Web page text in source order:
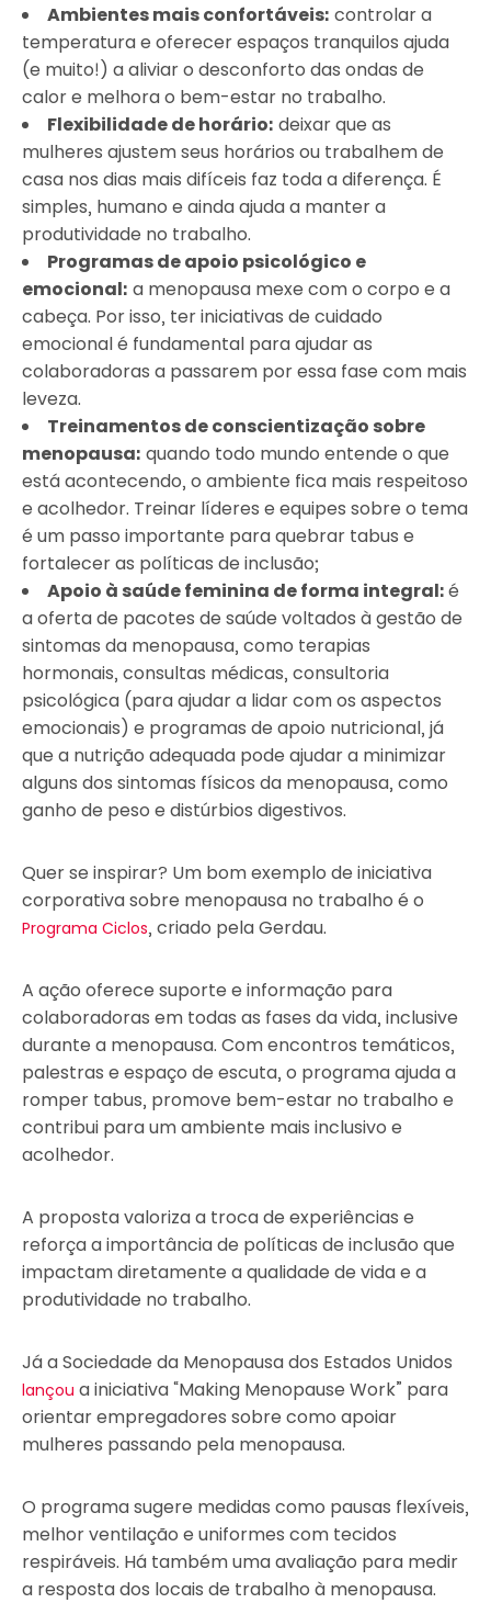
Ambientes mais confortáveis: controlar a
temperatura e oferecer espaços tranquilos ajuda
(e muito!) a aliviar o desconforto das ondas de
calor e melhora o bem-estar no trabalho.
Flexibilidade de horário: deixar que as
mulheres ajustem seus horários ou trabalhem de
casa nos dias mais difíceis faz toda a diferença. É
simples, humano e ainda ajuda a manter a
produtividade no trabalho.
Programas de apoio psicológico e
emocional: a menopausa mexe com o corpo e a
cabeça. Por isso, ter iniciativas de cuidado
emocional é fundamental para ajudar as
colaboradoras a passarem por essa fase com mais
leveza.
Treinamentos de conscientização sobre
menopausa: quando todo mundo entende o que
está acontecendo, o ambiente fica mais respeitoso
e acolhedor. Treinar líderes e equipes sobre o tema
é um passo importante para quebrar tabus e
fortalecer as políticas de inclusão;
Apoio à saúde feminina de forma integral:é
a oferta de pacotes de saúde voltados à gestão de
sintomas da menopausa, como terapias
hormonais, consultas médicas, consultoria
psicológica (para ajudar a lidar com os aspectos
emocionais) e programas de apoio nutricional, já
que a nutrição adequada pode ajudar a minimizar
alguns dos sintomas físicos da menopausa, como
ganho de peso e distúrbios digestivos.
Quer se inspirar? Um bom exemplo de iniciativa
corporativa sobre menopausa no trabalho é o
Programa Ciclos, criado pela Gerdau.
A ação oferece suporte e informação para
colaboradoras em todas as fases da vida, inclusive
durante a menopausa. Com encontros temáticos,
palestras e espaço de escuta, o programa ajuda a
romper tabus, promove bem-estar no trabalho e
contribui para um ambiente mais inclusivo e
acolhedor.
A proposta valoriza a troca de experiências e
reforça a importância de políticas de inclusão que
impactam diretamente a qualidade de vida e a
produtividade no trabalho.
Já a Sociedade da Menopausa dos Estados Unidos
lançou a iniciativa “Making Menopause Work” para
orientar empregadores sobre como apoiar
mulheres passando pela menopausa.
O programa sugere medidas como pausas flexíveis,
melhor ventilação e uniformes com tecidos
respiráveis. Há também uma avaliação para medir
a resposta dos locais de trabalho à menopausa.